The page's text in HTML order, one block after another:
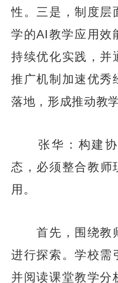
性。三是，制度层
学的AI教学应用效
持续优化实践，并
推广机制加速优秀
落地，形成推动教
张华：构建协
态，必须整合教师
用。
首先，围绕教师
进行探索。学校需
并阅读课堂教学分